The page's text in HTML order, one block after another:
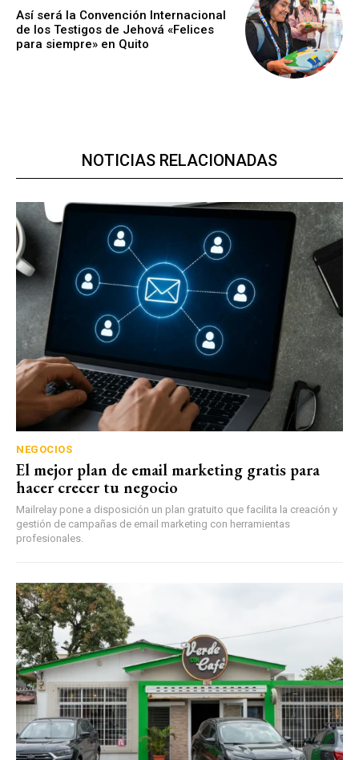
Así será la Convención Internacional
de los Testigos de Jehová «Felices
para siempre» en Quito
NOTICIAS RELACIONADAS
NEGOCIOS
El mejor plan de email marketing gratis para
hacer crecer tu negocio
Mailrelay pone a disposición un plan gratuito que facilita la creación y
gestión de campañas de email marketing con herramientas
profesionales.